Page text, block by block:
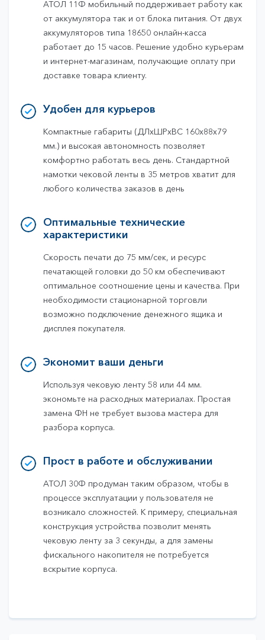
АТОЛ 11Ф мобильный поддерживает работу как
от аккумулятора так и от блока питания. От двух
аккумуляторов типа 18650 онлайн-касса
работает до 15 часов. Решение удобно курьерам
и интернет-магазинам, получающие оплату при
доставке товара клиенту.
Удобен для курьеров
Компактные габариты (ДЛхШРхВС 160х88х79
мм.) и высокая автономность позволяет
комфортно работать весь день. Стандартной
намотки чековой ленты в 35 метров хватит для
любого количества заказов в день
Оптимальные технические
характеристики
Скорость печати до 75 мм/сек, и ресурс
печатающей головки до 50 км обеспечивают
оптимальное соотношение цены и качества. При
необходимости стационарной торговли
возможно подключение денежного ящика и
дисплея покупателя.
Экономит ваши деньги
Используя чековую ленту 58 или 44 мм.
экономьте на расходных материалах. Простая
замена ФН не требует вызова мастера для
разбора корпуса.
Прост в работе и обслуживании
АТОЛ 30Ф продуман таким образом, чтобы в
процессе эксплуатации у пользователя не
возникало сложностей. К примеру, специальная
конструкция устройства позволит менять
чековую ленту за 3 секунды, а для замены
фискального накопителя не потребуется
вскрытие корпуса.